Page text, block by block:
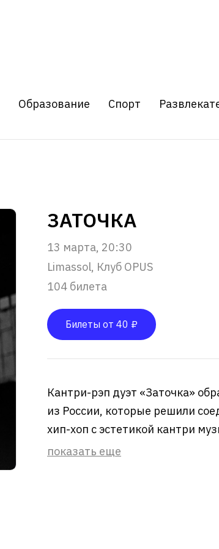
Образование Спорт
ЗАТОЧКА
13 марта, 20:30
Limassol, Клуб OPUS
104 билета
Билеты от 40 ₽
Кантри-рэп дуэт «Заточка»
из России, которые решили
хип-хоп c эстетикой кантри
показать еще